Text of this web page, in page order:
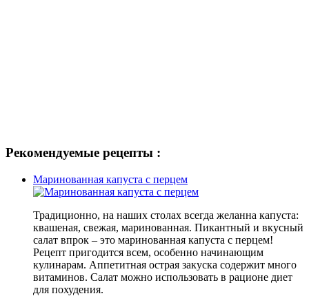
Рекомендуемые рецепты :
Маринованная капуста с перцем
Традиционно, на наших столах всегда желанна капуста:
квашеная, свежая, маринованная. Пикантный и вкусный
салат впрок – это маринованная капуста с перцем!
Рецепт пригодится всем, особенно начинающим
кулинарам. Аппетитная острая закуска содержит много
витаминов. Салат можно использовать в рационе диет
для похудения.